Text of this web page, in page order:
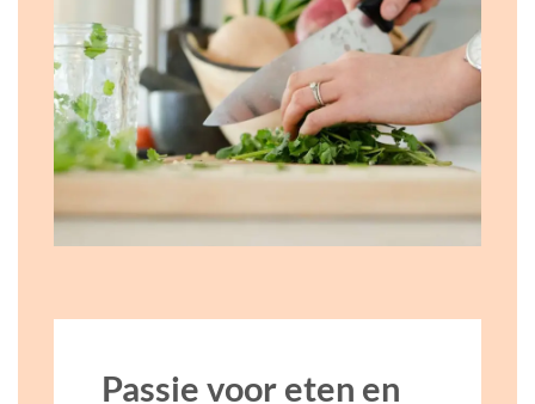
Passie voor eten en